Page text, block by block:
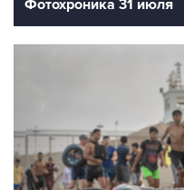
Фотохроника 31 июля